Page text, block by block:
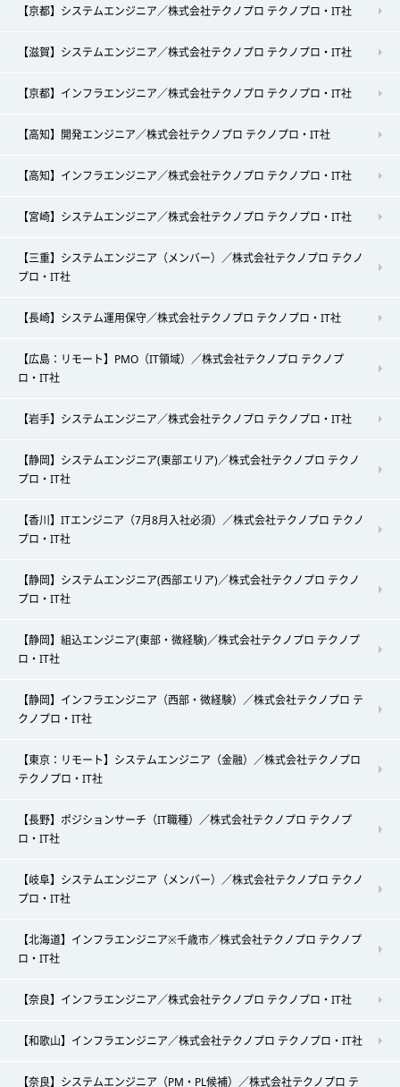
【京都】システムエンジニア／株式会社テクノプロ テクノプロ・IT社
【滋賀】システムエンジニア／株式会社テクノプロ テクノプロ・IT社
【京都】インフラエンジニア／株式会社テクノプロ テクノプロ・IT社
【高知】開発エンジニア／株式会社テクノプロ テクノプロ・IT社
【高知】インフラエンジニア／株式会社テクノプロ テクノプロ・IT社
【宮崎】システムエンジニア／株式会社テクノプロ テクノプロ・IT社
【三重】システムエンジニア（メンバー）／株式会社テクノプロ テクノ
プロ・IT社
【長崎】システム運用保守／株式会社テクノプロ テクノプロ・IT社
【広島：リモート】PMO（IT領域）／株式会社テクノプロ テクノプ
ロ・IT社
【岩手】システムエンジニア／株式会社テクノプロ テクノプロ・IT社
【静岡】システムエンジニア(東部エリア)／株式会社テクノプロ テクノ
プロ・IT社
【香川】ITエンジニア（7月8月入社必須）／株式会社テクノプロ テクノ
プロ・IT社
【静岡】システムエンジニア(西部エリア)／株式会社テクノプロ テクノ
プロ・IT社
【静岡】組込エンジニア(東部・微経験)／株式会社テクノプロ テクノプ
ロ・IT社
【静岡】インフラエンジニア（西部・微経験）／株式会社テクノプロ テ
クノプロ・IT社
【東京：リモート】システムエンジニア（金融）／株式会社テクノプロ
テクノプロ・IT社
【長野】ポジションサーチ（IT職種）／株式会社テクノプロ テクノプ
ロ・IT社
【岐阜】システムエンジニア（メンバー）／株式会社テクノプロ テクノ
プロ・IT社
【北海道】インフラエンジニア※千歳市／株式会社テクノプロ テクノプ
ロ・IT社
【奈良】インフラエンジニア／株式会社テクノプロ テクノプロ・IT社
【和歌山】インフラエンジニア／株式会社テクノプロ テクノプロ・IT社
【奈良】システムエンジニア（PM・PL候補）／株式会社テクノプロ テ